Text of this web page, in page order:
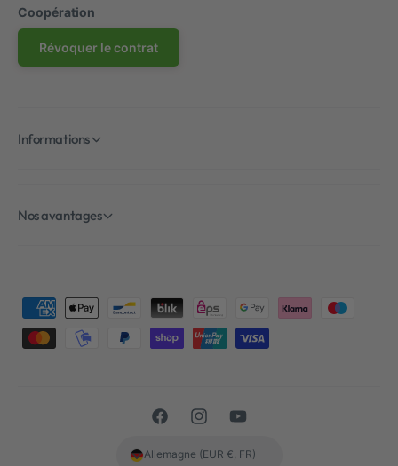
Coopération
Révoquer le contrat
Informations
Nos avantages
é
F
a
I
n
Y
o
Allemagne (EUR €, FR)